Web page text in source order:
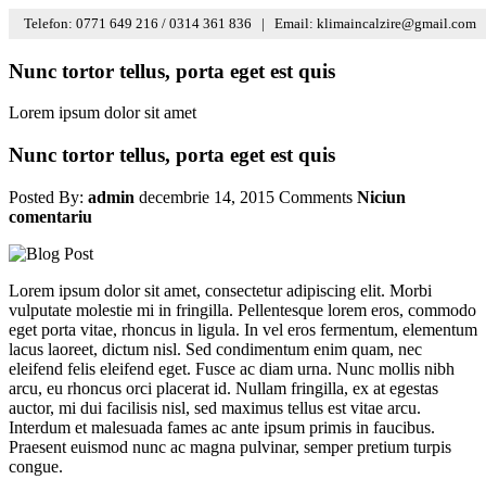
Telefon: 0771 649 216 / 0314 361 836 | Email: klimaincalzire@gmail.com
Nunc tortor tellus, porta eget est quis
Lorem ipsum dolor sit amet
Nunc tortor tellus, porta eget est quis
Posted By: admin decembrie 14, 2015 Comments Niciun
comentariu
Lorem ipsum dolor sit amet, consectetur adipiscing elit. Morbi
vulputate molestie mi in fringilla. Pellentesque lorem eros, commodo
eget porta vitae, rhoncus in ligula. In vel eros fermentum, elementum
lacus laoreet, dictum nisl. Sed condimentum enim quam, nec
eleifend felis eleifend eget. Fusce ac diam urna. Nunc mollis nibh
arcu, eu rhoncus orci placerat id. Nullam fringilla, ex at egestas
auctor, mi dui facilisis nisl, sed maximus tellus est vitae arcu.
Interdum et malesuada fames ac ante ipsum primis in faucibus.
Praesent euismod nunc ac magna pulvinar, semper pretium turpis
congue.